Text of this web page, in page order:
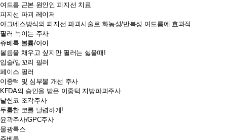
여드름 근본 원인인 피지선 치료
피지선 파괴 레이저
아그네스방식의 피지선 파괴시술로 화농성/반복성 여드름에 효과적
필러 녹이는 주사
쥬베룩 볼륨/아이
볼륨을 채우고 싶지만 필러는 싫을때!
입술/입꼬리 필러
페이스 필러
이중턱 및 심부볼 개선 주사
KFDA의 승인을 받은 이중턱 지방파괴주사
날씬코 조각주사
두툼한 코를 날렵하게!
윤곽주사/GPC주사
물광톡스